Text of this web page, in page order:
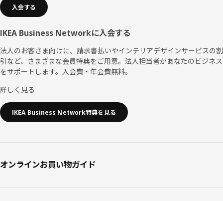
入会する
IKEA Business Networkに入会する
法人のお客さま向けに、請求書払いやインテリアデザインサービスの割
引など、さまざまな会員特典をご用意。法人担当者があなたのビジネス
をサポートします。入会費・年会費無料。
詳しく見る
IKEA Business Network特典を見る
オンラインお買い物ガイド